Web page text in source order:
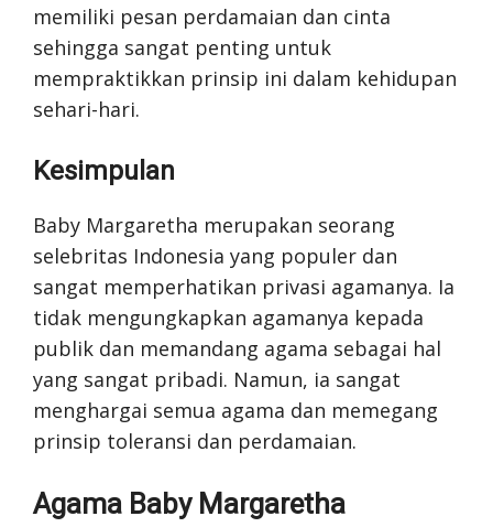
memiliki pesan perdamaian dan cinta
sehingga sangat penting untuk
mempraktikkan prinsip ini dalam kehidupan
sehari-hari.
Kesimpulan
Baby Margaretha merupakan seorang
selebritas Indonesia yang populer dan
sangat memperhatikan privasi agamanya. Ia
tidak mengungkapkan agamanya kepada
publik dan memandang agama sebagai hal
yang sangat pribadi. Namun, ia sangat
menghargai semua agama dan memegang
prinsip toleransi dan perdamaian.
Agama Baby Margaretha